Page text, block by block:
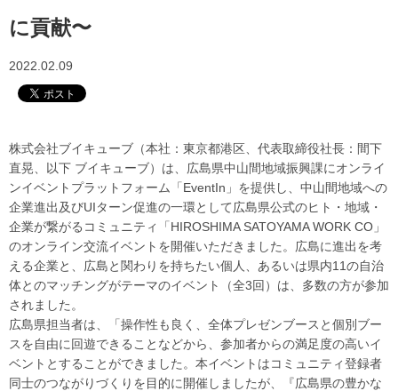
に貢献〜
2022.02.09
株式会社ブイキューブ（本社：東京都港区、代表取締役社長：間下
直晃、以下 ブイキューブ）は、広島県中山間地域振興課にオンライ
ンイベントプラットフォーム「EventIn」を提供し、中山間地域への
企業進出及びUIターン促進の一環として広島県公式のヒト・地域・
企業が繋がるコミュニティ「HIROSHIMA SATOYAMA WORK CO」
のオンライン交流イベントを開催いただきました。広島に進出を考
える企業と、広島と関わりを持ちたい個人、あるいは県内11の自治
体とのマッチングがテーマのイベント（全3回）は、多数の方が参加
されました。
広島県担当者は、「操作性も良く、全体プレゼンブースと個別ブー
スを自由に回遊できることなどから、参加者からの満足度の高いイ
ベントとすることができました。本イベントはコミュニティ登録者
同士のつながりづくりを目的に開催しましたが、『広島県の豊かな